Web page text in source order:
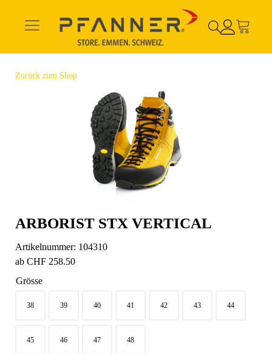
Zurück zum Shop
ARBORIST STX VERTICAL
Artikelnummer: 104310
ab CHF 258.50
Grösse
38 39 40 41 42 43 44
45 46 47 48